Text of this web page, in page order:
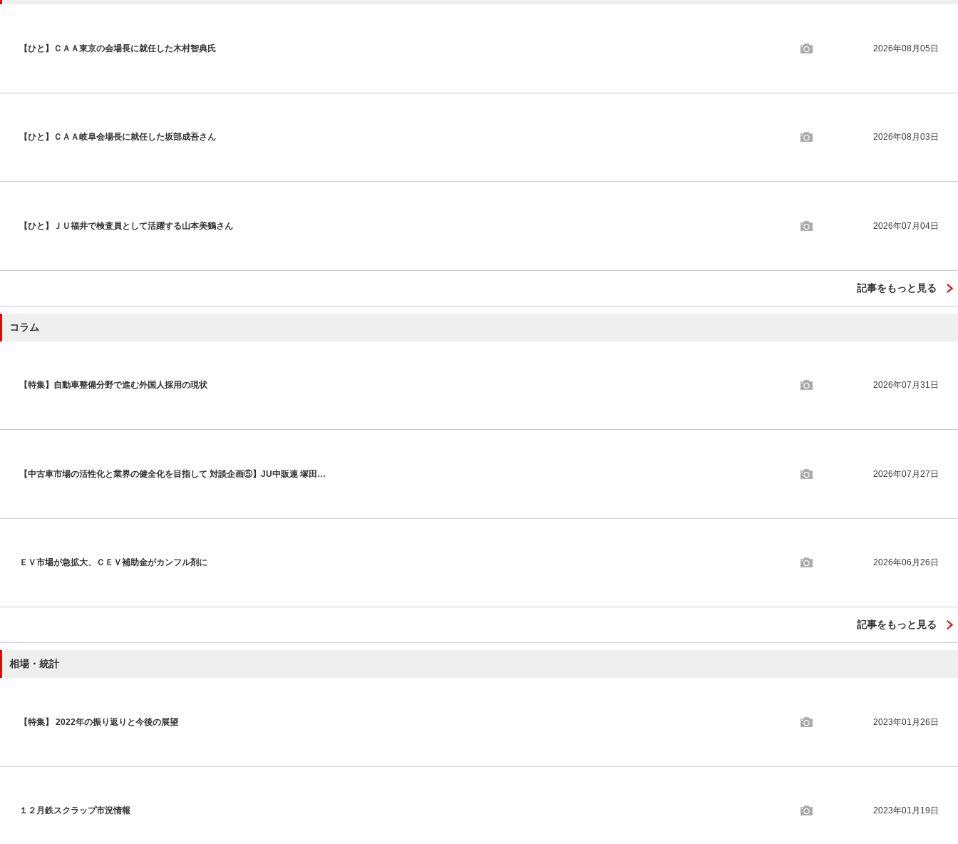
【ひと】ＣＡＡ東京の会場長に就任した木村智典氏 2026年08月05日
【ひと】ＣＡＡ岐阜会場長に就任した坂部成吾さん 2026年08月03日
【ひと】ＪＵ福井で検査員として活躍する山本美鶴さん 2026年07月04日
記事をもっと見る
コラム
【特集】自動車整備分野で進む外国人採用の現状 2026年07月31日
【中古車市場の活性化と業界の健全化を目指して 対談企画⑤】JU中販連 塚田… 2026年07月27日
ＥＶ市場が急拡大、ＣＥＶ補助金がカンフル剤に 2026年06月26日
記事をもっと見る
相場・統計
【特集】 2022年の振り返りと今後の展望 2023年01月26日
１２月鉄スクラップ市況情報 2023年01月19日